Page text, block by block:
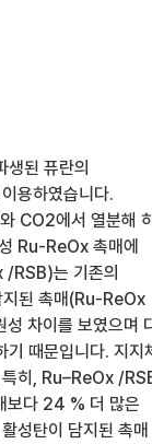
생된 퓨란의
용하였습니다.
CO2에서 열분해
Ru-ReOx 촉매에
RSB)는 기존의
된 촉매(Ru-ReOx
차이를 보였으며
때문입니다. 지지
특히, Ru–ReOx /
다 24 % 더 많은
성탄이 담지된 촉매